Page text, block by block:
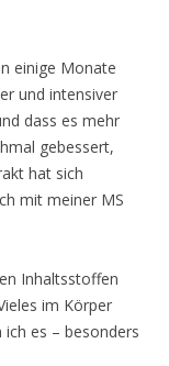
einige Monate
und intensiver
dass es mehr
gebessert,
hat sich
mit meiner MS
Inhaltsstoffen
im Körper
es – besonders